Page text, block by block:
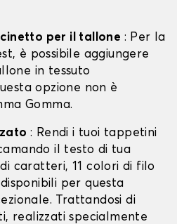
per il tallone : Per la
è possibile aggiungere
in tessuto
opzione non è
Gomma.
: Rendi i tuoi tappetini
il testo di tua
caratteri, 11 colori di filo
per questa
Trattandosi di
realizzati specialmente